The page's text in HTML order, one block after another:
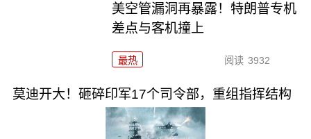
美空管漏洞再暴露！特朗普专机
差点与客机撞上
最热 阅读 3932
莫迪开大！砸碎印军17个司令部，重组指挥结构